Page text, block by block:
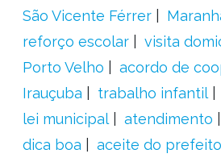
São Vicente Férrer
reforço escolar
visita
Porto Velho
acordo de
Irauçuba
trabalho infantil
lei municipal
atendimento
dica boa
aceite do prefeito